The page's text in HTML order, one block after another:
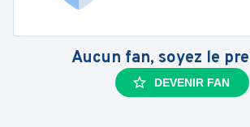
Aucun fan, soyez le
DEVENIR FAN